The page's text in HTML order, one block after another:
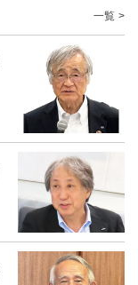
一覧 >